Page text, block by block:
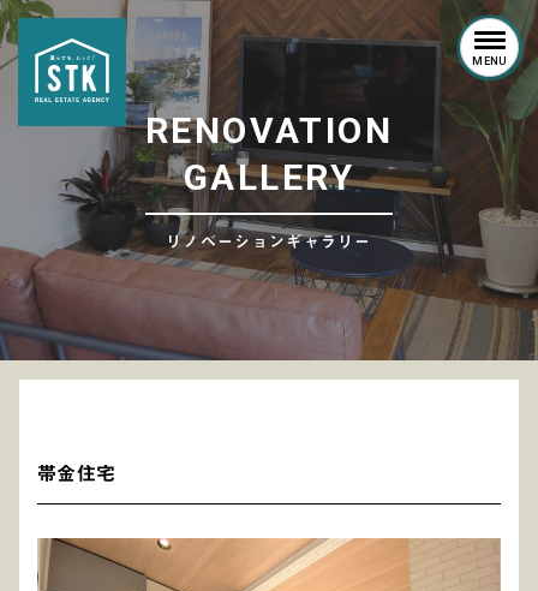
MENU
RENOVATION
GALLERY
リノベーションギャラリー
帯金住宅